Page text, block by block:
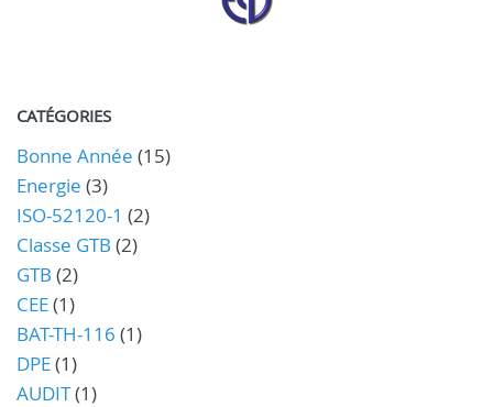
CATÉGORIES
Bonne Année (15)
Energie (3)
ISO-52120-1 (2)
Classe GTB (2)
GTB (2)
CEE(1)
BAT-TH-116 (1)
DPE(1)
AUDIT(1)